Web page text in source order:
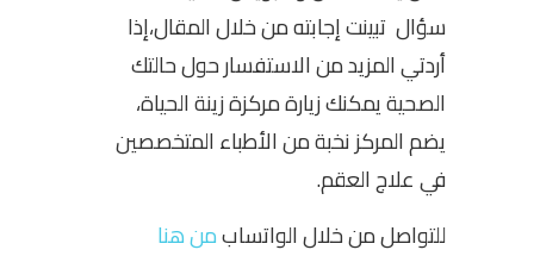
سؤال تبينت إجابته من خلال المقال،إذا
أردتي المزيد من الاستفسار حول حالتك
الصحية يمكنك زيارة مركزة زينة الحياة،
يضم المركز نخبة من الأطباء المتخصصين
في علاج العقم.
للتواصل من خلال الواتسابمن هنا